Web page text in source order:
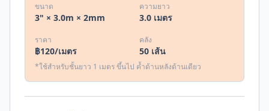
ขนาด
3" × 3.0m × 2mm
ความยาว
3.0 เมตร
ราคา
฿120/เมตร
คลัง
50 เส้น
*ใช้สำหรับชั้นยาว 1 เมตร ขึ้นไป ค้ำด้านหลังด้านเดียว